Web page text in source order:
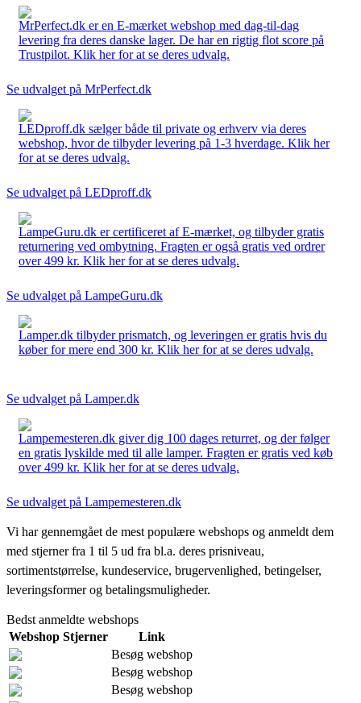
MrPerfect.dk er en E-mærket webshop med dag-til-dag
levering fra deres danske lager. De har en rigtig flot score på
Trustpilot. Klik her for at se deres udvalg.
Se udvalget på MrPerfect.dk
LEDproff.dk sælger både til private og erhverv via deres
webshop, hvor de tilbyder levering på 1-3 hverdage. Klik her
for at se deres udvalg.
Se udvalget på LEDproff.dk
LampeGuru.dk er certificeret af E-mærket, og tilbyder gratis
returnering ved ombytning. Fragten er også gratis ved ordrer
over 499 kr. Klik her for at se deres udvalg.
Se udvalget på LampeGuru.dk
Lamper.dk tilbyder prismatch, og leveringen er gratis hvis du
køber for mere end 300 kr. Klik her for at se deres udvalg.
Se udvalget på Lamper.dk
Lampemesteren.dk giver dig 100 dages returret, og der følger
en gratis lyskilde med til alle lamper. Fragten er gratis ved køb
over 499 kr. Klik her for at se deres udvalg.
Se udvalget på Lampemesteren.dk
Vi har gennemgået de mest populære webshops og anmeldt dem
med stjerner fra 1 til 5 ud fra bl.a. deres prisniveau,
sortimentstørrelse, kundeservice, brugervenlighed, betingelser,
leveringsformer og betalingsmuligheder.
Bedst anmeldte webshops
Webshop Stjerner
Link
Besøg webshop
Besøg webshop
Besøg webshop